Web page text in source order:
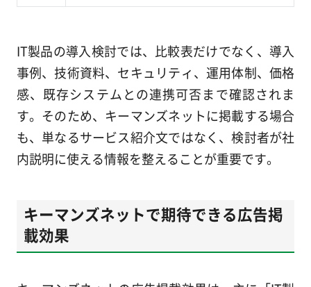
IT製品の導入検討では、比較表だけでなく、導入
事例、技術資料、セキュリティ、運用体制、価格
感、既存システムとの連携可否まで確認されま
す。そのため、キーマンズネットに掲載する場合
も、単なるサービス紹介文ではなく、検討者が社
内説明に使える情報を整えることが重要です。
キーマンズネットで期待できる広告掲
載効果